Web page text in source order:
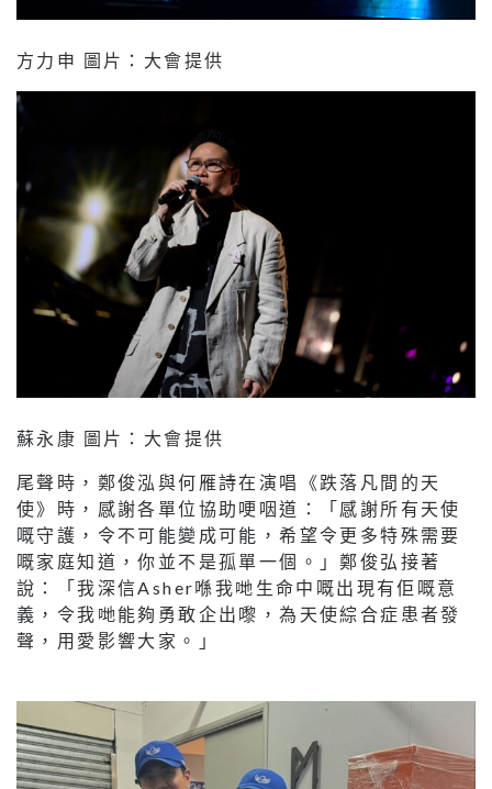
方力申 圖片：大會提供
蘇永康 圖片：大會提供
尾聲時，鄭俊泓與何雁詩在演唱《跌落凡間的天
使》時，感謝各單位協助哽咽道：「感謝所有天使
嘅守護，令不可能變成可能，希望令更多特殊需要
嘅家庭知道，你並不是孤單一個。」鄭俊弘接著
說：「我深信Asher喺我哋生命中嘅出現有佢嘅意
義，令我哋能夠勇敢企出嚟，為天使綜合症患者發
聲，用愛影響大家。」